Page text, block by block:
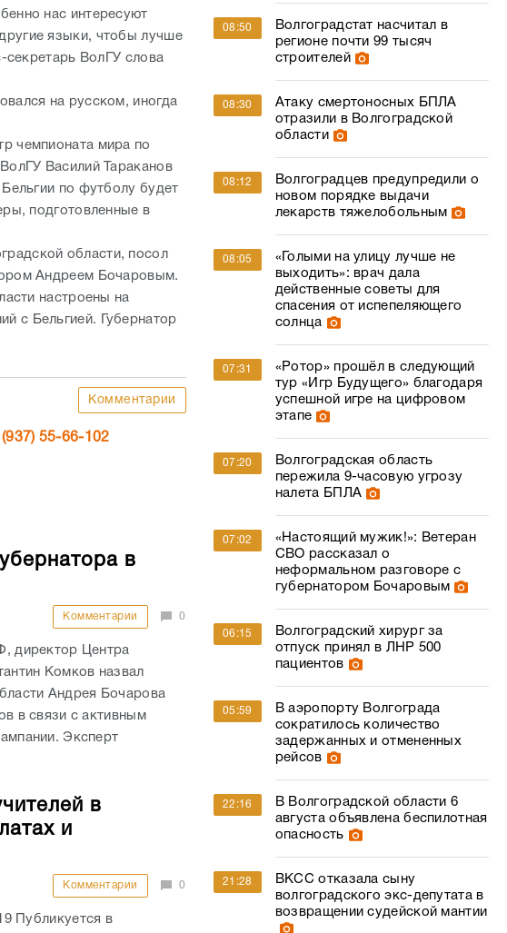
нас интересуют
языки, чтобы лучше
секретарь ВолГУ слова
на русском, иногда
чемпионата мира по
Василий Тараканов
по футболу будет
подготовленные в
области, посол
Андреем Бочаровым.
настроены на
с Бельгией. Губернатор
Комментарии
55-66-102
в
Комментарии 0
директор Центра
Комков назвал
Андрея Бочарова
в связи с активным
Эксперт
в
и
Комментарии 0
Публикуется в
08:50
Волгоградстат насчитал в
регионе почти 99 тысяч
строителей
08:30
Атаку смертоносных БПЛА
отразили в Волгоградской
области
08:12
Волгоградцев предупредили о
новом порядке выдачи
лекарств тяжелобольным
08:05
«Голыми на улицу лучше не
выходить»: врач дала
действенные советы для
спасения от испепеляющего
солнца
07:31
«Ротор» прошёл в следующий
тур «Игр Будущего» благодаря
успешной игре на цифровом
этапе
07:20
Волгоградская область
пережила 9-часовую угрозу
налета БПЛА
07:02
«Настоящий мужик!»: Ветеран
СВО рассказал о
неформальном разговоре с
губернатором Бочаровым
06:15
Волгоградский хирург за
отпуск принял в ЛНР 500
пациентов
05:59
В аэропорту Волгограда
сократилось количество
задержанных и отмененных
рейсов
22:16
В Волгоградской области 6
августа объявлена беспилотная
опасность
21:28
ВКСС отказала сыну
волгоградского экс-депутата в
возвращении судейской мантии